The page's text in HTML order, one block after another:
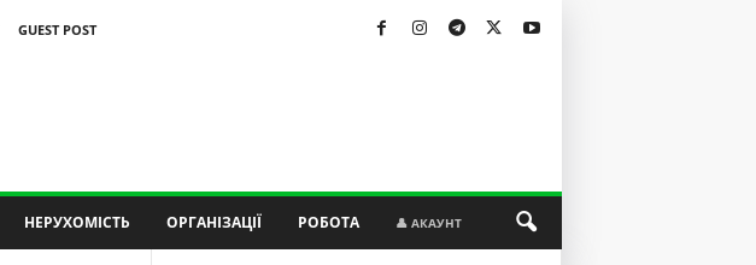
GUEST POST
НЕРУХОМІСТЬ ОРГАНІЗАЦІЇ РОБОТА 👤 АКАУНТ